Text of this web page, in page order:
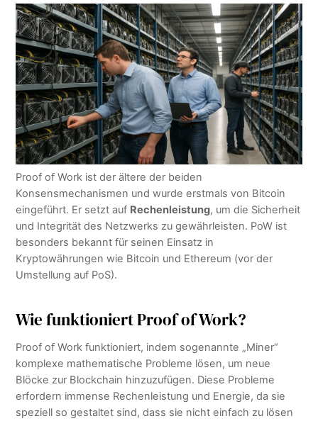
Proof of Work ist der ältere der beiden
Konsensmechanismen und wurde erstmals von Bitcoin
eingeführt. Er setzt auf Rechenleistung, um die Sicherheit
und Integrität des Netzwerks zu gewährleisten. PoW ist
besonders bekannt für seinen Einsatz in
Kryptowährungen wie Bitcoin und Ethereum (vor der
Umstellung auf PoS).
Wie funktioniert Proof of Work?
Proof of Work funktioniert, indem sogenannte „Miner“
komplexe mathematische Probleme lösen, um neue
Blöcke zur Blockchain hinzuzufügen. Diese Probleme
erfordern immense Rechenleistung und Energie, da sie
speziell so gestaltet sind, dass sie nicht einfach zu lösen